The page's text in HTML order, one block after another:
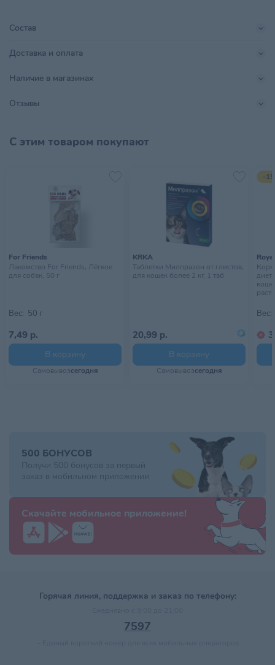
Поставщик
Производитель
Размер питомца
Страна происхождения
месте, недоступном для детей
активной и жизнерадостной.
Поможет сохранить Вашему животному прекрасную форму.
Позволит обеспечить сбалансированным питанием Вашего
Состав
Доставка и оплата
Наличие в магазинах
Отзывы
С этим товаром покупают
For Friends
Лакомство For Friends, Лёгкое
для собак, 50 г
Вес: 50 г
7,49 р.
В корзину
Самовывозсегодня
KRKA
Таблетки Милпразон от глистов,
для кошек более 2 кг, 1 таб
20,99 р.
В корзину
Самовывозсегодня
-
Вес:
500 БОНУСОВ
Получи 500 бонусов за первый
заказ в мобильном приложении
Скачайте мобильное приложение!
Горячая линия, поддержка и заказ по телефону:
7597